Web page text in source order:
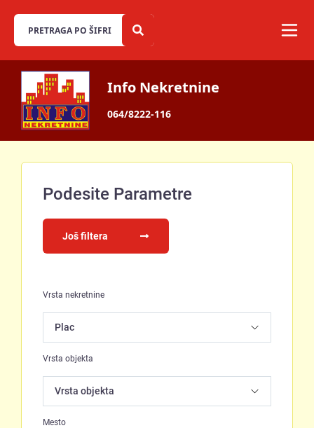
Info Nekretnine
064/8222-116
Podesite Parametre
Još filtera
Vrsta nekretnine
Vrsta objekta
Mesto